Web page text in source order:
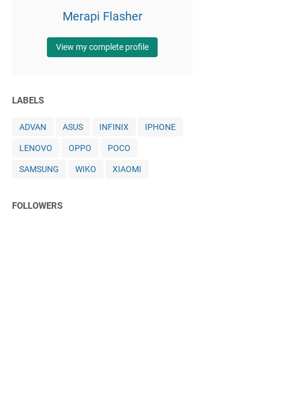
Merapi Flasher
View my complete profile
LABELS
ADVAN ASUS INFINIX IPHONE
LENOVO OPPO POCO
SAMSUNG WIKO XIAOMI
FOLLOWERS